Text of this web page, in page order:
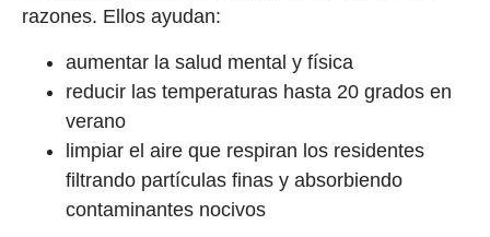
razones. Ellos ayudan:
aumentar la salud mental y física
reducir las temperaturas hasta 20 grados en
verano
limpiar el aire que respiran los residentes
filtrando partículas finas y absorbiendo
contaminantes nocivos